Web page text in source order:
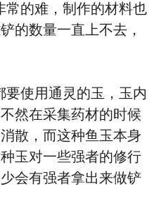
的难，制作的材料也
的数量一直上不去，
使用通灵的玉，玉内
然在采集药材的时候
散，而这种鱼玉本身
玉对一些强者的修行
会有强者拿出来做铲